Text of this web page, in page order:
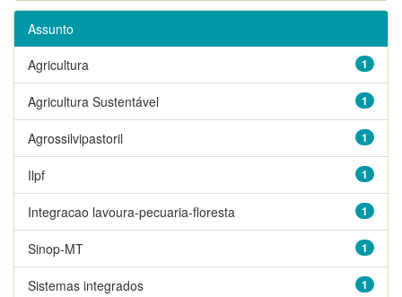
Assunto
1
Agricultura
1
Agricultura Sustentável
1
Agrossilvipastoril
1
Ilpf
1
Integracao lavoura-pecuaria-floresta
1
Sinop-MT
1
Sistemas integrados